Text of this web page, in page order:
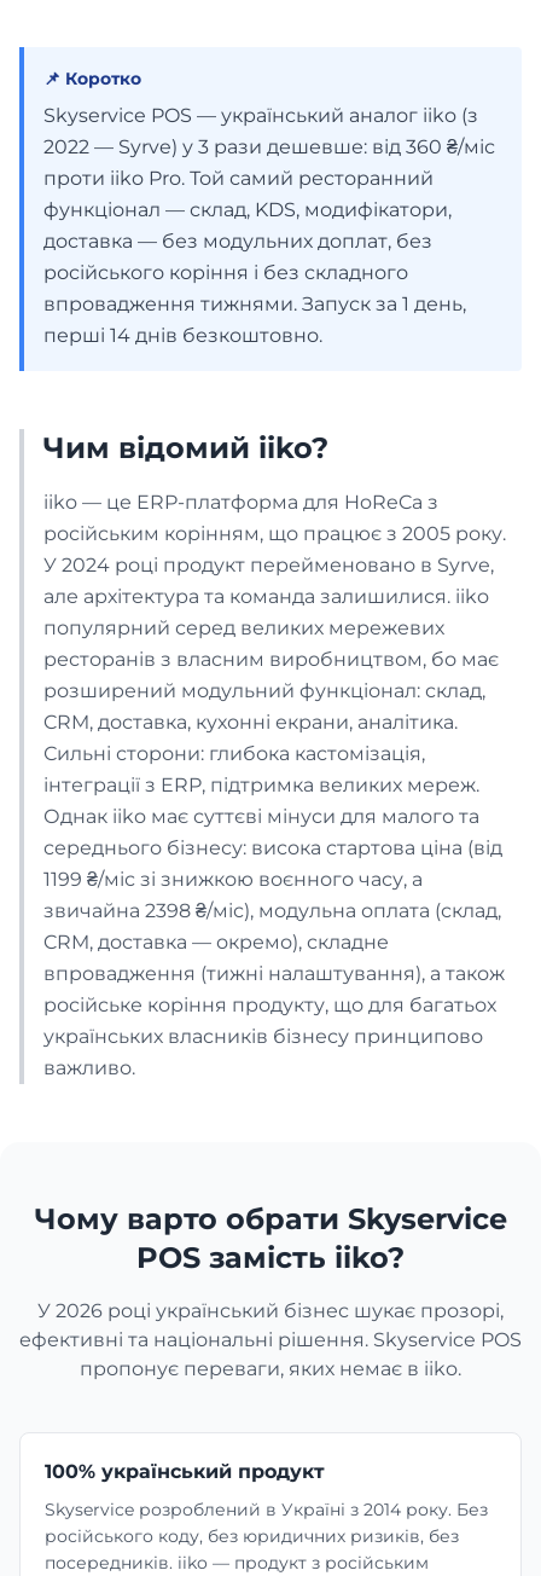
Інтеграції які забезпечують
роботу вашого бізнесу
Список інтеграцій
Перейти
ВИРОБНИЦТВО
Пекарня
Кондитерська
ПОСЛУГИ
Франшиза
Доставка їжі
Шиномонтаж
Автомийка
Лікарня
Стоматологія
Ветеринарна клініка
Спа-Салон
Салон краси
Манікюрний салон
Косметологія
📌 Коротко
Skyservice POS — український аналог iiko (з
2022 — Syrve) у 3 рази дешевше: від 360 ₴/міс
проти iiko Pro. Той самий ресторанний
функціонал — склад, KDS, модифікатори,
доставка — без модульних доплат, без
російського коріння і без складного
впровадження тижнями. Запуск за 1 день,
перші 14 днів безкоштовно.
Чим відомий iiko?
iiko — це ERP-платформа для HoReCa з
російським корінням, що працює з 2005 року.
У 2024 році продукт перейменовано в Syrve,
але архітектура та команда залишилися. iiko
популярний серед великих мережевих
ресторанів з власним виробництвом, бо має
розширений модульний функціонал: склад,
CRM, доставка, кухонні екрани, аналітика.
Сильні сторони: глибока кастомізація,
інтеграції з ERP, підтримка великих мереж.
Однак iiko має суттєві мінуси для малого та
середнього бізнесу: висока стартова ціна (від
1199 ₴/міс зі знижкою воєнного часу, а
звичайна 2398 ₴/міс), модульна оплата (склад,
CRM, доставка — окремо), складне
впровадження (тижні налаштування), а також
російське коріння продукту, що для багатьох
українських власників бізнесу принципово
важливо.
Чому варто обрати Skyservice
POS замість iiko?
У 2026 році український бізнес шукає прозорі,
ефективні та національні рішення. Skyservice POS
пропонує переваги, яких немає в iiko.
100% український продукт
Skyservice розроблений в Україні з 2014 року. Без
російського коду, без юридичних ризиків, без
посередників. iiko — продукт з російським